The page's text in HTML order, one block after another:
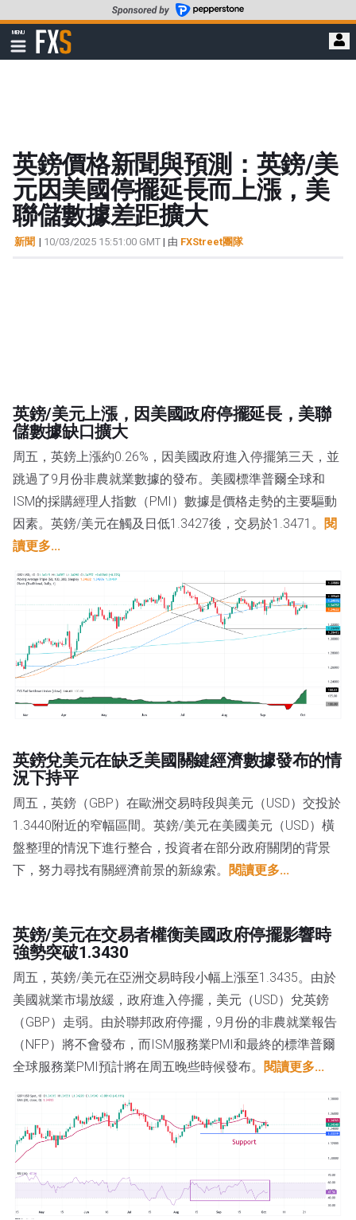
至
要
MENU
顯
示
FXStreet
英鎊價格新聞與預測：英鎊/美
元因美國停擺延長而上漲，美
聯儲數據差距擴大
新聞 | 10/03/2025 15:51:00 GMT | 由 FXStreet團隊
英鎊/美元上漲，因美國政府停擺延長，美聯
儲數據缺口擴大
周五，英鎊上漲約0.26%，因美國政府進入停擺第三天，並
跳過了9月份非農就業數據的發布。美國標準普爾全球和
ISM的採購經理人指數（PMI）數據是價格走勢的主要驅動
因素。英鎊/美元在觸及日低1.3427後，交易於1.3471。
閱
讀更多...
英鎊兌美元在缺乏美國關鍵經濟數據發布的情
況下持平
周五，英鎊（GBP）在歐洲交易時段與美元（USD）交投於
1.3440附近的窄幅區間。英鎊/美元在美國美元（USD）橫
盤整理的情況下進行整合，投資者在部分政府關閉的背景
下，努力尋找有關經濟前景的新線索。
閱讀更多...
英鎊/美元在交易者權衡美國政府停擺影響時
強勢突破1.3430
周五，英鎊/美元在亞洲交易時段小幅上漲至1.3435。由於
美國就業市場放緩，政府進入停擺，美元（USD）兌英鎊
（GBP）走弱。由於聯邦政府停擺，9月份的非農就業報告
（NFP）將不會發布，而ISM服務業PMI和最終的標準普爾
全球服務業PMI預計將在周五晚些時候發布。
閱讀更多...